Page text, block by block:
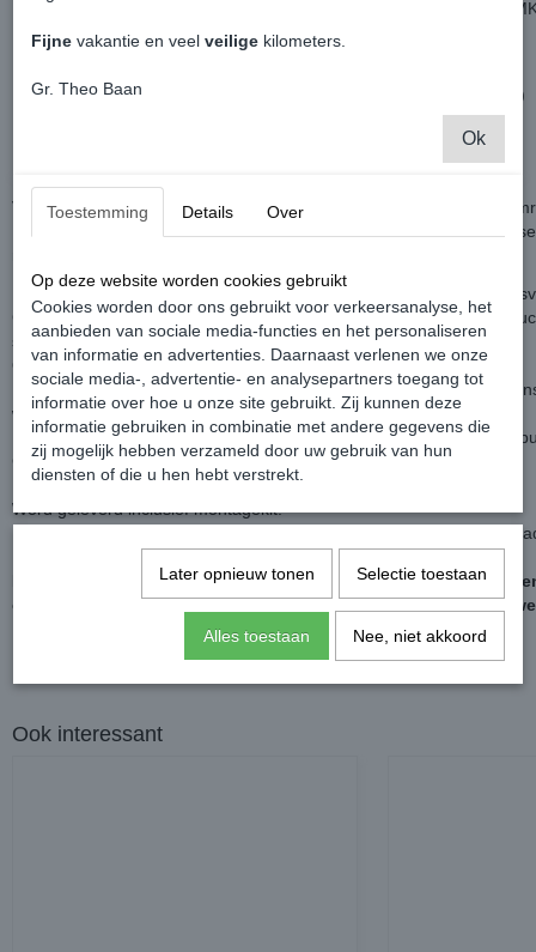
DCW Set Sierlijsten Glad / Deurlijsten Primer - Volkswagen Caddy
Deze sierlijsten zijn vóór de Volkswagen Caddy MK4. (GEEN MAXI!)
Verwijder je oude set met bijvoorbeeld een föhn en haal de oude
Is je Caddy niet nieuw, de afdruk randen van de oude set weg
Deze gladde lijsten zijn sjieker en subtieler en hebben een OEM
Gladde sierlijsten onderscheiden zich doordat er geen kunststof
spuiten.
Ook zijn ze smaller en subtieler dan de grove kunststof variant.
De lijsten moeten uiteraard bewerkt worden door een spuiter
worden.
Dat wil zeggen, schuren waar nodig, primeren waar nodig en dan
Caddy.
Word geleverd inclusief montagekit.
In meerdere kleuren leverbaar, af te stemmen op de kleur van de
Let op, in verband met custom made en de enorme vraag,
op voorraad. Niet bestelbaar? Neem af en toe een kijkje of ze
Ook interessant
Fijne vakantie en veel veilige kilometers.
Gr. Theo Baan
Ok
Toestemming Details Over
Op deze website worden cookies gebruikt
Cookies worden door ons gebruikt voor verkeersanalyse, het
aanbieden van sociale media-functies en het personaliseren
van informatie en advertenties. Daarnaast verlenen we onze
sociale media-, advertentie- en analysepartners toegang tot
informatie over hoe u onze site gebruikt. Zij kunnen deze
informatie gebruiken in combinatie met andere gegevens die
zij mogelijk hebben verzameld door uw gebruik van hun
diensten of die u hen hebt verstrekt.
Later opnieuw tonen Selectie toestaan
Alles toestaan Nee, niet akkoord